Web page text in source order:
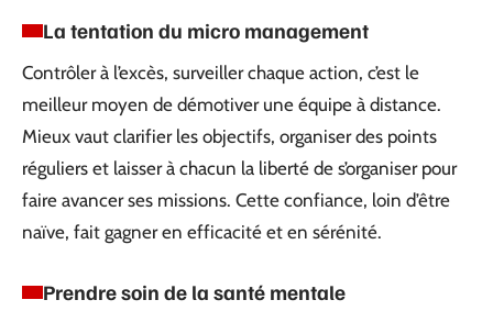
La tentation du micro management
Contrôler à l’excès, surveiller chaque action, c’est le
meilleur moyen de démotiver une équipe à distance.
Mieux vaut clarifier les objectifs, organiser des points
réguliers et laisser à chacun la liberté de s’organiser pour
faire avancer ses missions. Cette confiance, loin d’être
naïve, fait gagner en efficacité et en sérénité.
Prendre soin de la santé mentale